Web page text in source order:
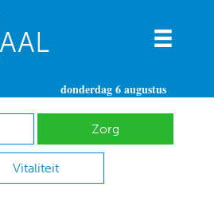
donderdag 6 augustus
Zorg
Vitaliteit